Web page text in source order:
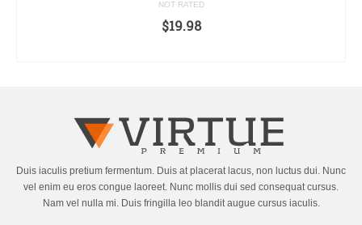
NOT RATED
$19.98
Duis iaculis pretium fermentum. Duis at placerat lacus, non luctus dui. Nunc
vel enim eu eros congue laoreet. Nunc mollis dui sed consequat cursus.
Nam vel nulla mi. Duis fringilla leo blandit augue cursus iaculis.